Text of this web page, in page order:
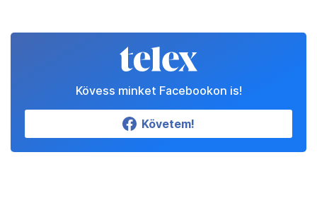
Kövess minket Facebookon is!
Követem!